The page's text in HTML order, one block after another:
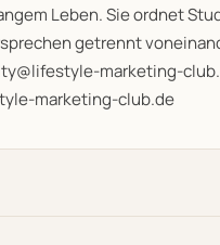
Leben. Sie ordnet
getrennt
marketing-
marketing-club.de